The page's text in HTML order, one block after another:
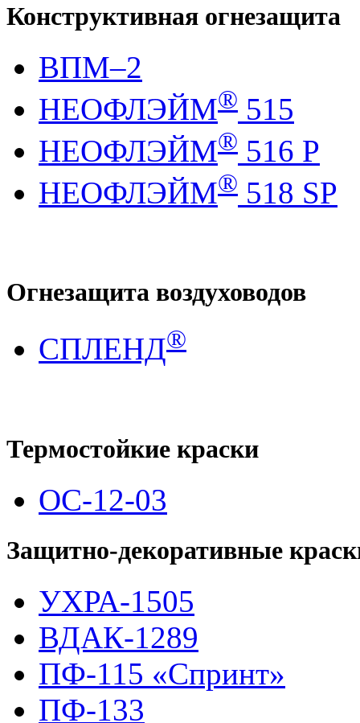
Конструктивная огнезащита
ВПМ–2
НЕОФЛЭЙМ® 515
НЕОФЛЭЙМ® 516 Р
НЕОФЛЭЙМ® 518 SP
Огнезащита воздуховодов
СПЛЕНД®
Термостойкие краски
ОС-12-03
Защитно-декоративные
УХРА-1505
ВДАК-1289
ПФ-115 «Спринт»
ПФ-133